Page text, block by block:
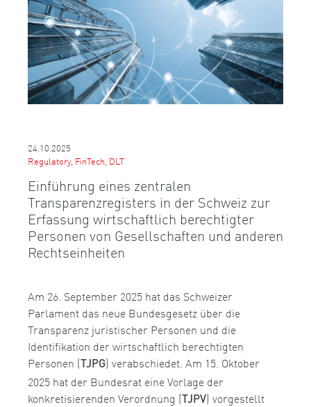
24.10.2025
Regulatory, FinTech, DLT
Einführung eines zentralen
Transparenzregisters in der Schweiz zur
Erfassung wirtschaftlich berechtigter
Personen von Gesellschaften und anderen
Rechtseinheiten
Am 26. September 2025 hat das Schweizer
Parlament das neue Bundesgesetz über die
Transparenz juristischer Personen und die
Identifikation der wirtschaftlich berechtigten
Personen (TJPG) verabschiedet. Am 15. Oktober
2025 hat der Bundesrat eine Vorlage der
konkretisierenden Verordnung (TJPV) vorgestellt